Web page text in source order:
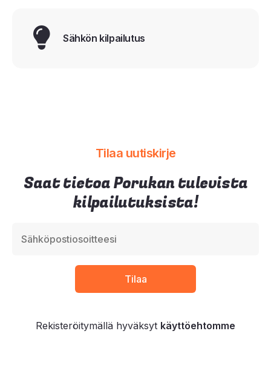
Sähkön kilpailutus
Tilaa uutiskirje
Saat tietoa Porukan tulevista
kilpailutuksista!
Rekisteröitymällä hyväksyt käyttöehtomme